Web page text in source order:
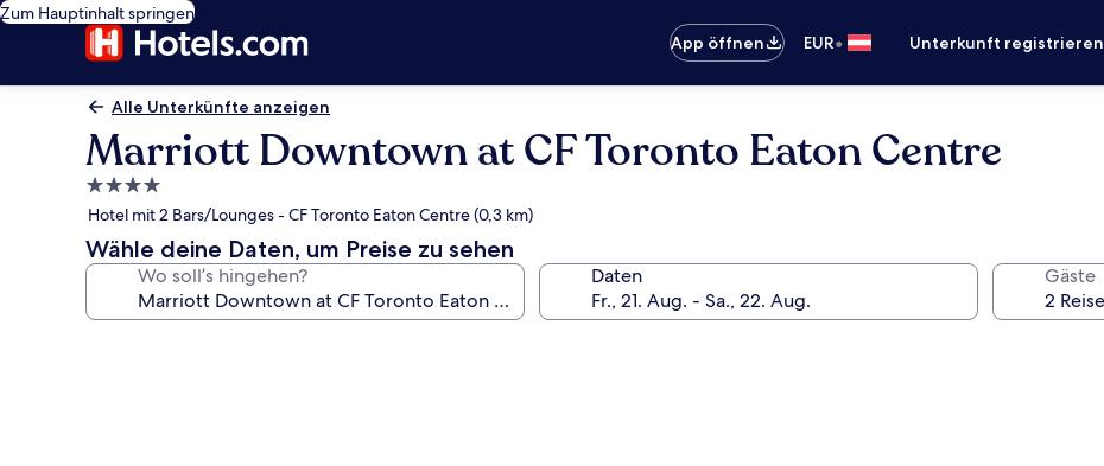
Zum Hauptinhalt springen
App öffnen
EUR• Unterkunft registrieren
Alle Unterkünfte anzeigen
Marriott Downtown at CF Toronto Eaton Centre
4.0-
Sterne-
Unterkunft
Hotel mit 2 Bars/Lounges - CF Toronto Eaton Centre (0,3 km)
Wähle deine Daten, um Preise zu sehen
Wo soll’s hingehen? Daten Gäste